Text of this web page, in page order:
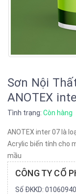
Sơn Nội
ANOTEX
Tình trạng: Còn hàng
ANOTEX inter 07 là
Acrylic biến tính cho
mầu
CÔNG TY CỔ
Số ĐKKD: